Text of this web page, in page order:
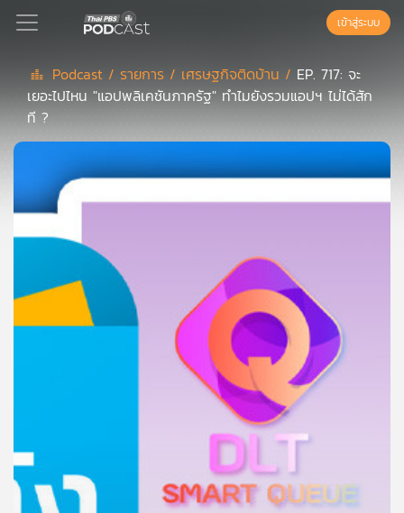
Podcast
ลิ
แนะนำ
ย์
เพลง
เข้าสู่ระบบ
Podcast / รายการ / เศรษฐกิจติดบ้าน / EP. 717: จะ
เยอะไปไหน "แอปพลิเคชันภาครัฐ" ทำไมยังรวมแอปฯ ไม่ได้สัก
ที ?